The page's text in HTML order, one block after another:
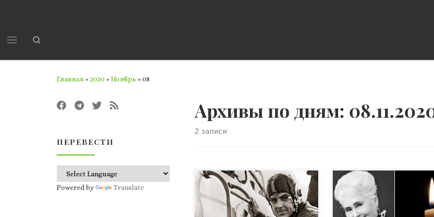
Главная »2020 »Ноябрь »08
Архивы по дням:
2 записи
Конструкция космического
корабля была «сыровата», не
готовой к пробному полету, но
Сегодня ночью не стало
академика Украинской
академии наук, доктора
ПЕРЕВЕСТИ
Powered by Translate